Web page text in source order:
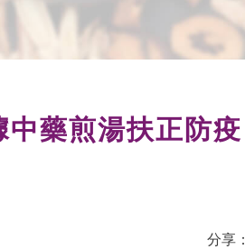
藥煎湯扶正防疫
分享：